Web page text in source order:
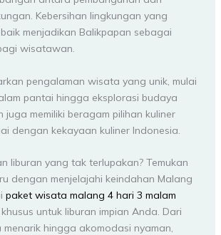
Kebersihan lingkungan yang
menjadikan Balikpapan sebagai
wisatawan.
pengalaman wisata yang unik, mulai
pantai hingga eksplorasi budaya
juga memiliki beragam pilihan kuliner
dengan kekayaan kuliner Indonesia.
liburan yang tak terlupakan? Temukan
dengan menjelajahi keindahan Malang
paket wisata malang 4 hari 3 malam
untuk liburan impian Anda. Dari
hingga akomodasi nyaman,